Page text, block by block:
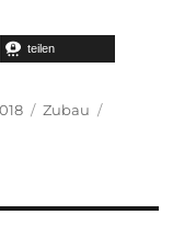
teilen
Kategorien
Zubau